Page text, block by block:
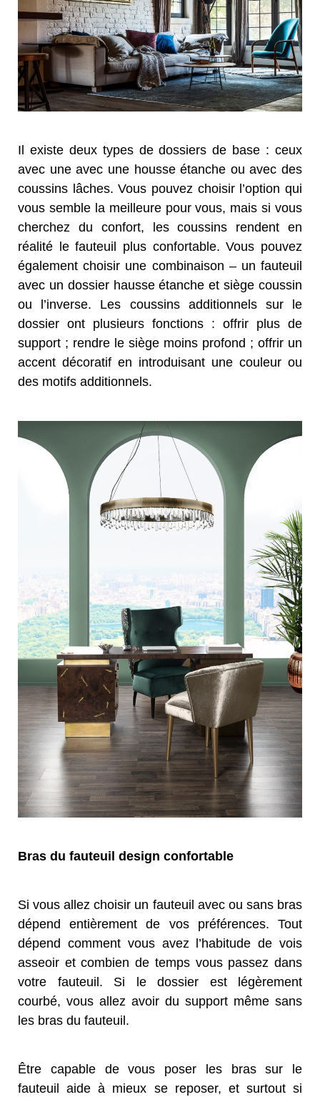
Il existe deux types de dossiers de base : ceux
avec une avec une housse étanche ou avec des
coussins lâches. Vous pouvez choisir l’option qui
vous semble la meilleure pour vous, mais si vous
cherchez du confort, les coussins rendent en
réalité le fauteuil plus confortable. Vous pouvez
également choisir une combinaison – un fauteuil
avec un dossier hausse étanche et siège coussin
ou l’inverse. Les coussins additionnels sur le
dossier ont plusieurs fonctions : offrir plus de
support ; rendre le siège moins profond ; offrir un
accent décoratif en introduisant une couleur ou
des motifs additionnels.
Bras du fauteuil design confortable
Si vous allez choisir un fauteuil avec ou sans bras
dépend entièrement de vos préférences. Tout
dépend comment vous avez l’habitude de vois
asseoir et combien de temps vous passez dans
votre fauteuil. Si le dossier est légèrement
courbé, vous allez avoir du support même sans
les bras du fauteuil.
Être capable de vous poser les bras sur le
fauteuil aide à mieux se reposer, et surtout si